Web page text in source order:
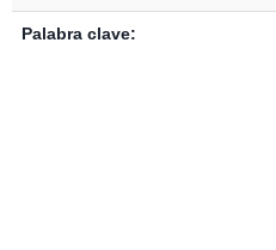
Palabra clave: